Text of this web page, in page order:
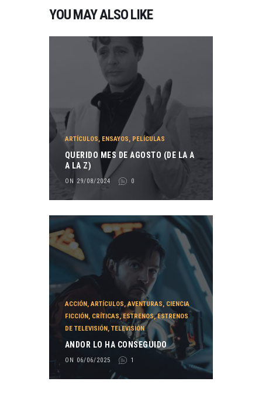
YOU MAY ALSO LIKE
ARTÍCULOS, ENSAYOS, PELÍCULAS
QUERIDO MES DE AGOSTO (DE LA A
A LA Z)
ON 29/08/2024 0
ACCIÓN , ARTÍCULOS,AVENTURAS, CIENCIA
FICCIÓN , CRÍTICAS,ESTRENOS,ESTRENOS
DE TELEVISIÓN , TELEVISIÓN
ANDOR LO HA CONSEGUIDO
ON 06/06/2025 1